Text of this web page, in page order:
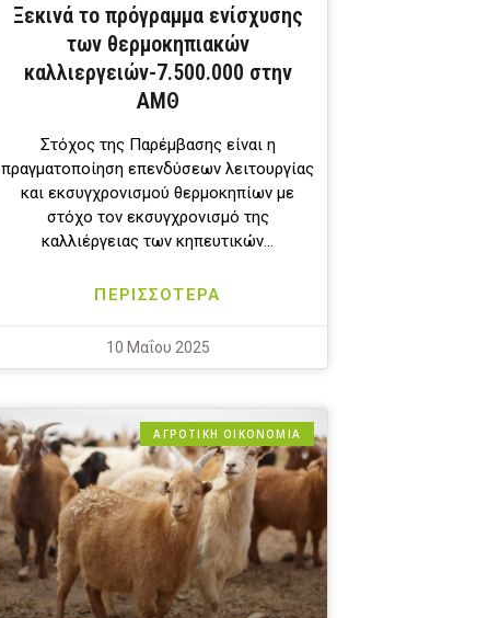
Ξεκινά το πρόγραμμα ενίσχυσης
των θερμοκηπιακών
καλλιεργειών-7.500.000 στην
ΑΜΘ
Στόχος της Παρέμβασης είναι η
πραγματοποίηση επενδύσεων λειτουργίας
και εκσυγχρονισμού θερμοκηπίων με
στόχο τον εκσυγχρονισμό της
καλλιέργειας των κηπευτικών…
ΠΕΡΙΣΣΟΤΕΡΑ
10 Μαΐου 2025
ΑΓΡΟΤΙΚΗ ΟΙΚΟΝΟΜΙΑ